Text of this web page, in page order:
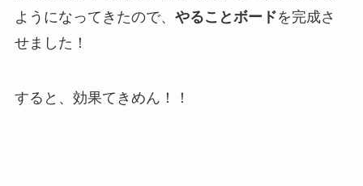
ようになってきたので、 やることボードを完成さ
せました！
すると、効果てきめん！！